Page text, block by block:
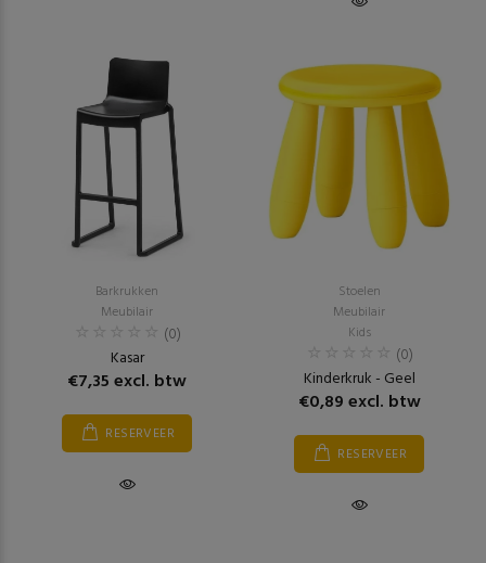
Barkrukken
Meubilair
(0)
Kasar
€7,35 excl. btw
RESERVEER
Stoelen
Meubilair
Kids
(0)
Kinderkruk - Geel
€0,89 excl. btw
RESERVEER